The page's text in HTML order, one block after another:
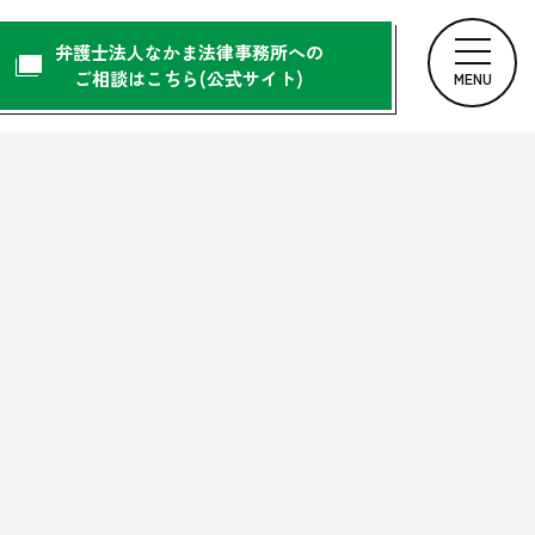
弁護士法人なかま法律事務所への
ご相談はこちら(公式サイト)